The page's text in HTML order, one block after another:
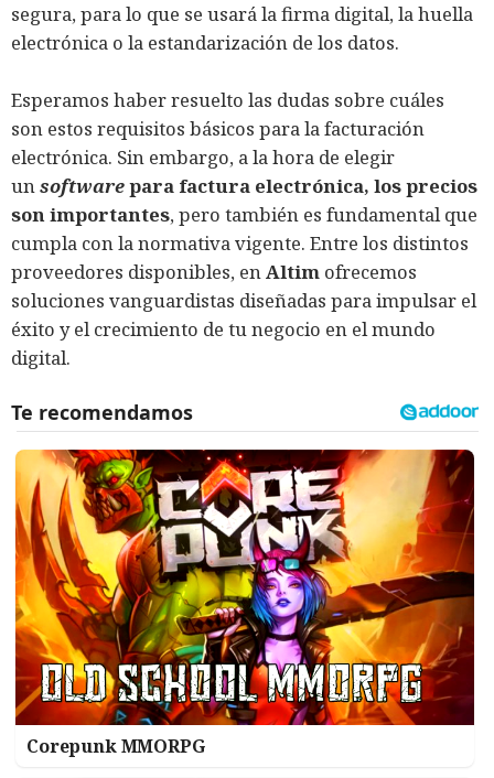
segura, para lo que se usará la firma digital, la huella
electrónica o la estandarización de los datos.
Esperamos haber resuelto las dudas sobre cuáles
son estos requisitos básicos para la facturación
electrónica. Sin embargo, a la hora de elegir
unsoftwarepara factura electrónica, los precios
son importantes, pero también es fundamental que
cumpla con la normativa vigente. Entre los distintos
proveedores disponibles, enAltim ofrecemos
soluciones vanguardistas diseñadas para impulsar el
éxito y el crecimiento de tu negocio en el mundo
digital.
Corepunk MMORPG